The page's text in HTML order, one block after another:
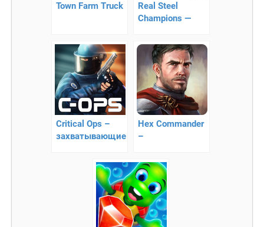
Town Farm Truck
Real Steel
Champions —
Critical Ops –
захватывающие
онлайн режиме!
Hex Commander
–
стратегия